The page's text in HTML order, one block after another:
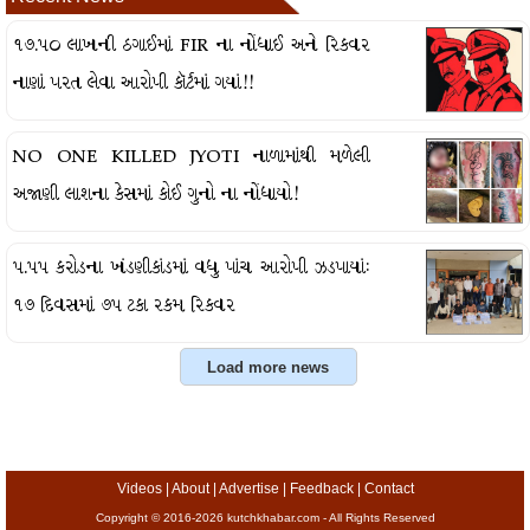
૧૭.૫૦ લાખની ઠગાઈમાં FIR ના નોંધાઈ અને રિકવર
નાણાં પરત લેવા આરોપી કૉર્ટમાં ગયાં!!
NO ONE KILLED JYOTI નાળામાંથી મળેલી
અજાણી લાશના કેસમાં કોઈ ગુનો ના નોંધાયો!
૫.૫૫ કરોડના ખંડણીકાંડમાં વધુ પાંચ આરોપી ઝડપાયાં:
૧૭ દિવસમાં ૭૫ ટકા રકમ રિકવર
Videos| About| Advertise Feedback| Contact
Copyright © 2016-2026 kutchkhabar.com - All Rights Reserved